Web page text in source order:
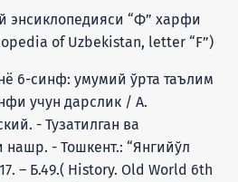
энсиклопедияси “Ф” харфи
of Uzbekistan, letter “F”)
6-синф: умумий ўрта таълим
учун дарслик / А.
- Тузатилган ва
- Тошкент.: “Янгийўл
– Б.49.( History. Old World 6th